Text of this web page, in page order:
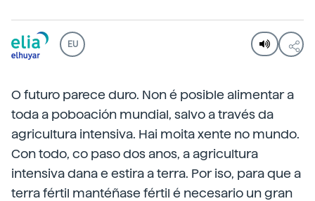
EU
O futuro parece duro. Non é posible alimentar a
toda a poboación mundial, salvo a través da
agricultura intensiva. Hai moita xente no mundo.
Con todo, co paso dos anos, a agricultura
intensiva dana e estira a terra. Por iso, para que a
terra fértil mantéñase fértil é necesario un gran